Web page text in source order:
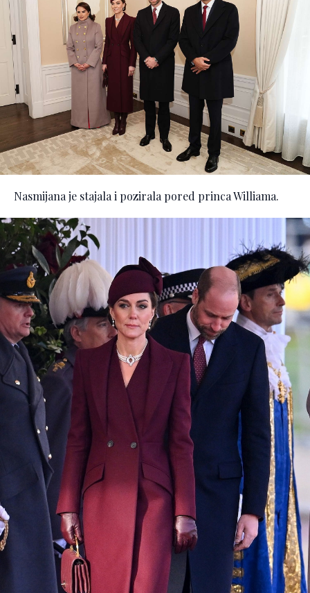
Nasmijana je stajala i pozirala pored princa Williama.